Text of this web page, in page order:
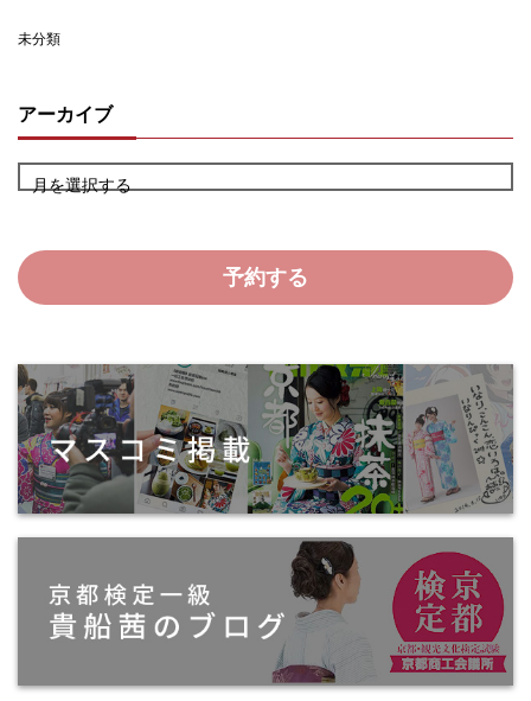
未分類
アーカイブ
月を選択する
予約する